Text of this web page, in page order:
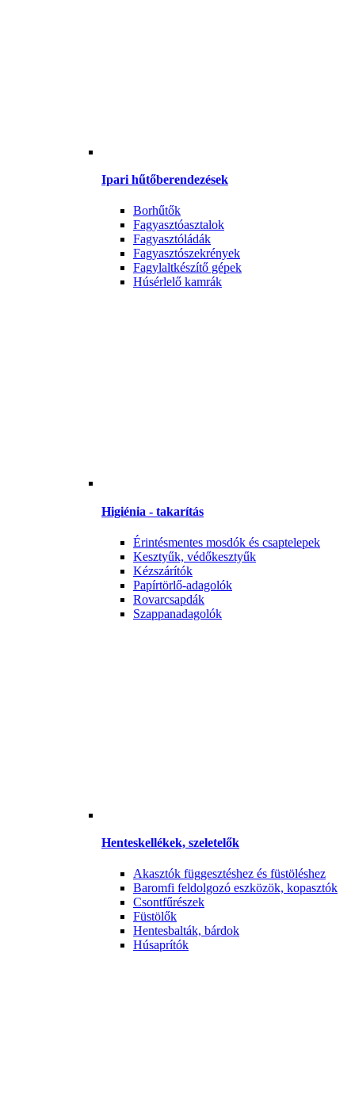
Ipari hűtőberendezések
Borhűtők
Fagyasztóasztalok
Fagyasztóládák
Fagyasztószekrények
Fagylaltkészítő gépek
Húsérlelő kamrák
Higiénia - takarítás
Érintésmentes mosdók és csaptelepek
Kesztyűk, védőkesztyűk
Kézszárítók
Papírtörlő-adagolók
Rovarcsapdák
Szappanadagolók
Henteskellékek, szeletelők
Akasztók függesztéshez és füstöléshez
Baromfi feldolgozó eszközök, kopasztók
Csontfűrészek
Füstölők
Hentesbalták, bárdok
Húsaprítók